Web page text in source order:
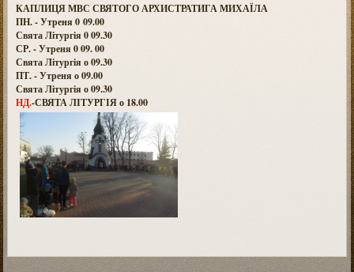
КАПЛИЦЯ МВС СВЯТОГО АРХИСТРАТИГА МИХАЇЛА
ПН. - Утреня 0 09.00
Свята Літургія 0 09.30
СР. - Утреня 0 09. 00
Свята Літургія о 09.30
ПТ. - Утреня о 09.00
Свята Літургія о 09.30
НД.-СВЯТА ЛІТУРГІЯ о 18.00